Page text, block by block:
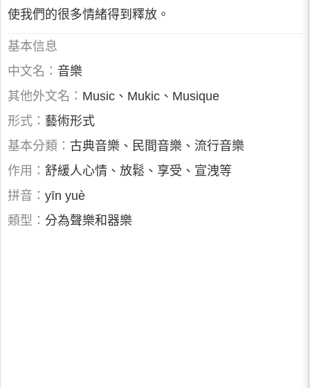
使我們的很多情緒得到釋放。
基本信息
中文名： 音樂
其他外文名： Music、Mukic、Musique
形式： 藝術形式
基本分類： 古典音樂、民間音樂、流行音樂
作用： 舒緩人心情、放鬆、享受、宣洩等
拼音： yīn yuè
類型： 分為聲樂和器樂